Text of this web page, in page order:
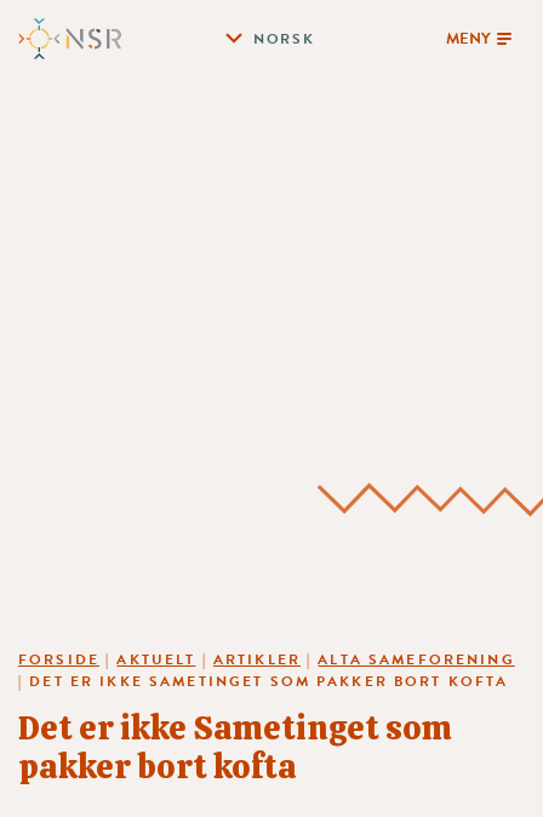
NORSK MENY
FORSIDE |AKTUELT | ARTIKLER |ALTA SAMEFORENING
| DET ER IKKE SAMETINGET SOM PAKKER BORT KOFTA
Det er ikke Sametinget som
pakker bort kofta